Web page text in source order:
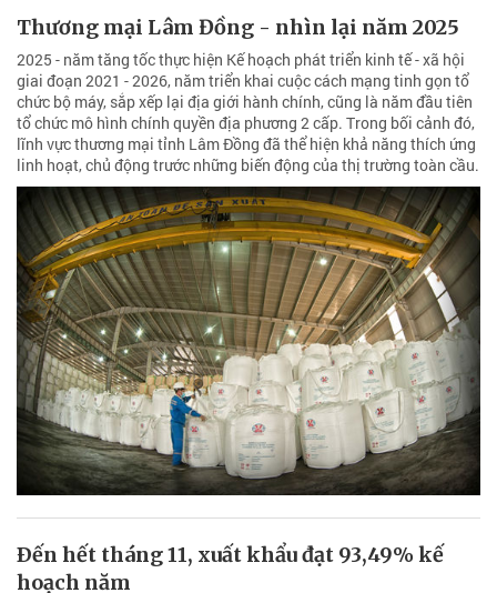
Thương mại Lâm Đồng - nhìn lại năm 2025
2025 - năm tăng tốc thực hiện Kế hoạch phát triển kinh tế - xã hội
giai đoạn 2021 - 2026, năm triển khai cuộc cách mạng tinh gọn tổ
chức bộ máy, sắp xếp lại địa giới hành chính, cũng là năm đầu tiên
tổ chức mô hình chính quyền địa phương 2 cấp. Trong bối cảnh đó,
lĩnh vực thương mại tỉnh Lâm Đồng đã thể hiện khả năng thích ứng
linh hoạt, chủ động trước những biến động của thị trường toàn cầu.
Ðến hết tháng 11, xuất khẩu đạt 93,49% kế
hoạch năm